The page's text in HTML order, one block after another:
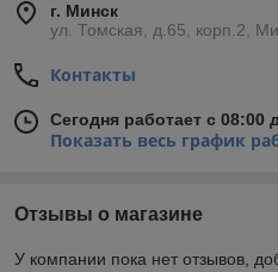
г. Минск
ул. Томская, д.65, корп.2,
Контакты
Сегодня работает с 08:00
Показать весь график
Отзывы о магазине
У компании пока нет отзывов,